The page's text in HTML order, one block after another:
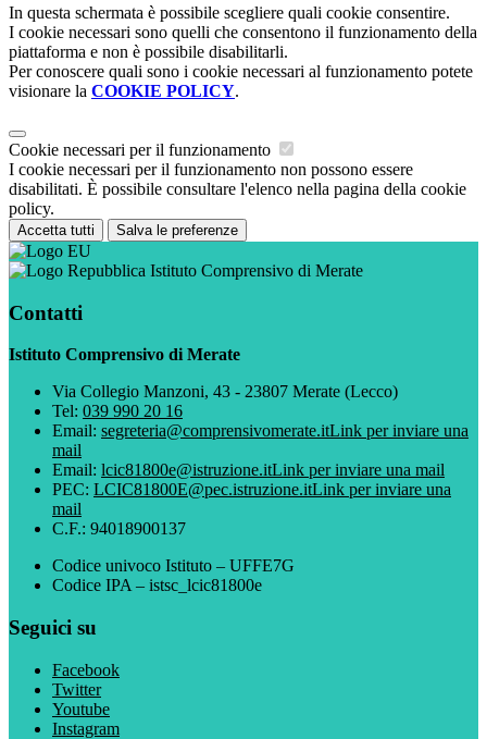
In questa schermata è possibile scegliere quali cookie consentire.
I cookie necessari sono quelli che consentono il funzionamento della
piattaforma e non è possibile disabilitarli.
Per conoscere quali sono i cookie necessari al funzionamento potete
visionare la COOKIE POLICY.
Cookie necessari per il funzionamento
I cookie necessari per il funzionamento non possono essere
disabilitati. È possibile consultare l'elenco nella pagina della cookie
policy.
Accetta tutti Salva le preferenze
Istituto Comprensivo di Merate
Contatti
Istituto Comprensivo di Merate
Via Collegio Manzoni, 43 - 23807 Merate (Lecco)
Tel: 039 990 20 16
Email: segreteria@comprensivomerate.itLink per inviare una
mail
Email: lcic81800e@istruzione.itLink per inviare una mail
PEC: LCIC81800E@pec.istruzione.itLink per inviare una
mail
C.F.: 94018900137
Codice univoco Istituto – UFFE7G
Codice IPA – istsc_lcic81800e
Seguici su
Facebook
Twitter
Youtube
Instagram